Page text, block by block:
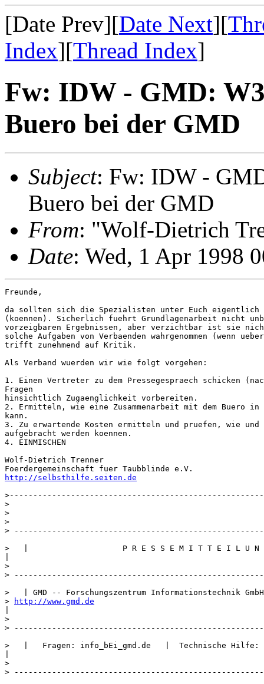
[Date Prev][Date Next][
Index][Thread Index]
Fw: IDW - GMD:
Buero bei der GMD
Subject: Fw: IDW -
Buero bei der GMD
From: "Wolf-Dietrich
Date: Wed, 1 Apr 1998
Freunde,
da sollten sich die Spezialisten unter Euch eigentlich
(koennen). Sicherlich fuehrt Grundlagenarbeit nicht
vorzeigbaren Ergebnissen, aber verzichtbar ist sie
solche Aufgaben von Verbaenden wahrgenommen (wenn
trifft zunehmend auf Kritik.
Als Verband wuerden wir wie folgt vorgehen:
1. Einen Vertreter zu dem Pressegespraech schicken
Fragen
hinsichtlich Zugaenglichkeit vorbereiten.
2. Ermitteln, wie eine Zusammenarbeit mit dem Buero in
kann.
3. Zu erwartende Kosten ermitteln und pruefen, wie und
aufgebracht werden koennen.
4. EINMISCHEN
Wolf-Dietrich Trenner
http://selbsthilfe.seiten.de
>
>
>
>
>   |                    P R E S S E M I T T E I L U N
>
>
>   | GMD -- Forschungszentrum Informationstechnik
>
http://www.gmd.de
>
>
>   |   Fragen: info_bEi_gmd.de   |  Technische Hilfe:
>
>